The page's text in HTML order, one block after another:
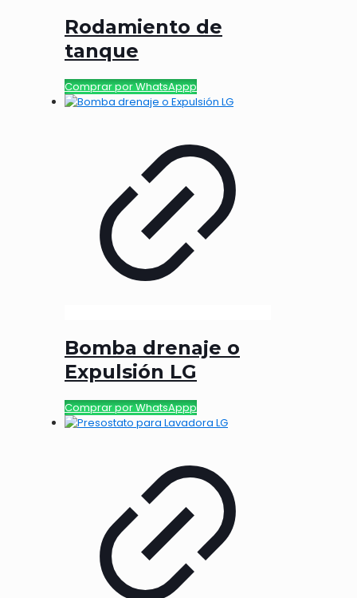
Rodamiento de
tanque
Comprar por WhatsAppp
Bomba drenaje o
Expulsión LG
Comprar por WhatsAppp